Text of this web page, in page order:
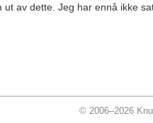
ut av dette. Jeg har ennå ikke
© 2006–2026